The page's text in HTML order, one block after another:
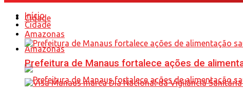
Cidade
Amazonas
Início
Cidade
Amazonas
Prefeitura de Manaus fortalece ações de